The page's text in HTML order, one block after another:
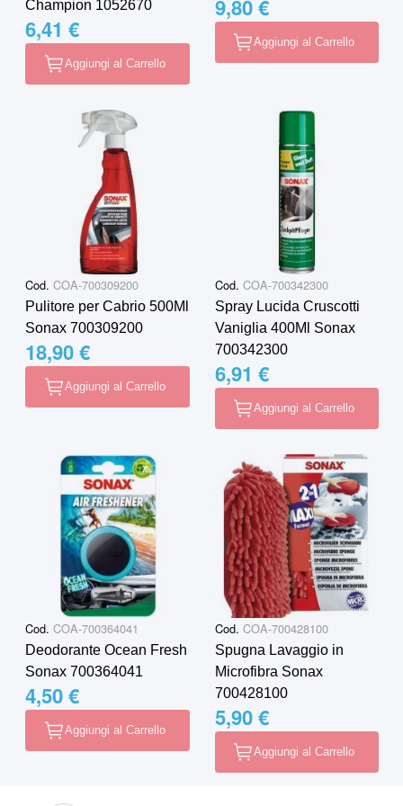
Champion 1052670
6,41 €
Aggiungi al Carrello
9,80 €
Aggiungi al Carrello
Cod. COA-700309200
Pulitore per Cabrio 500Ml
Sonax 700309200
18,90 €
Aggiungi al Carrello
Cod. COA-700342300
Spray Lucida Cruscotti
Vaniglia 400Ml Sonax
700342300
6,91 €
Aggiungi al Carrello
Cod. COA-700364041
Deodorante Ocean Fresh
Sonax 700364041
4,50 €
Aggiungi al Carrello
Cod. COA-700428100
Spugna Lavaggio in
Microfibra Sonax
700428100
5,90 €
Aggiungi al Carrello